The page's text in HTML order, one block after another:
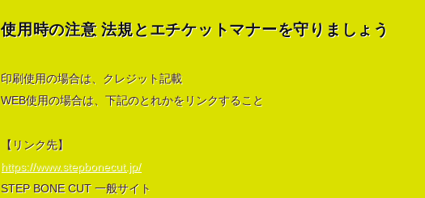
使用時の注意 法規とエチケットマナーを守りましょう
印刷使用の場合は、クレジット記載
WEB使用の場合は、下記のとれかをリンクすること
【リンク先】
https://www.stepbonecut.jp/
STEP BONE CUT 一般サイト